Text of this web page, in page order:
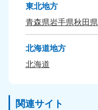
東北地方
青森県岩手県秋田県
北海道地方
北海道
関連サイト